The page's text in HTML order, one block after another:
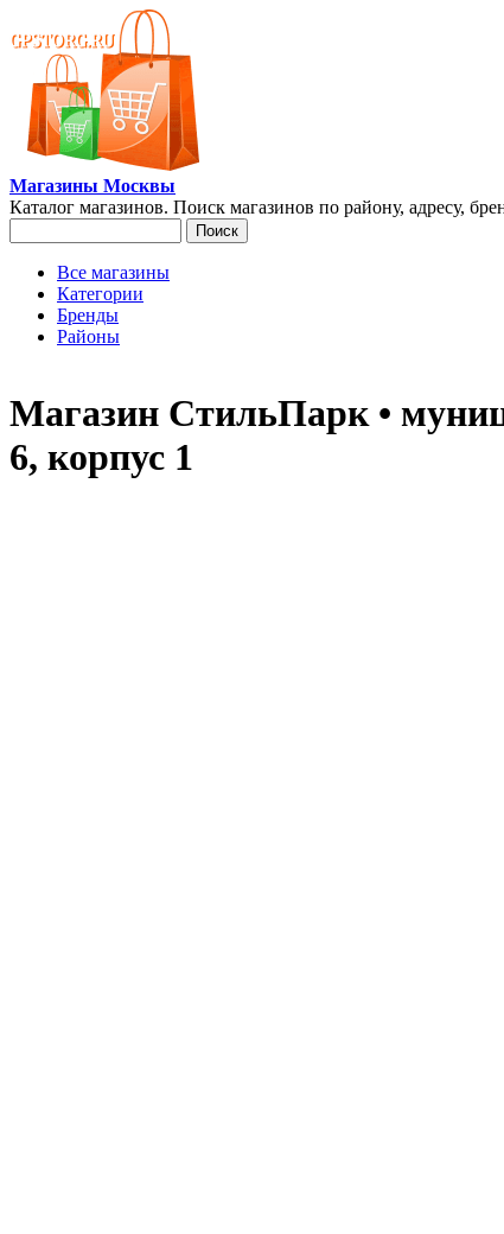
Перейти к основному содержанию
Магазины Москвы
Каталог магазинов. Поиск магазинов по району, адресу,
Главное меню
Все магазины
Категории
Бренды
Районы
Магазин СтильПарк •
6, корпус 1